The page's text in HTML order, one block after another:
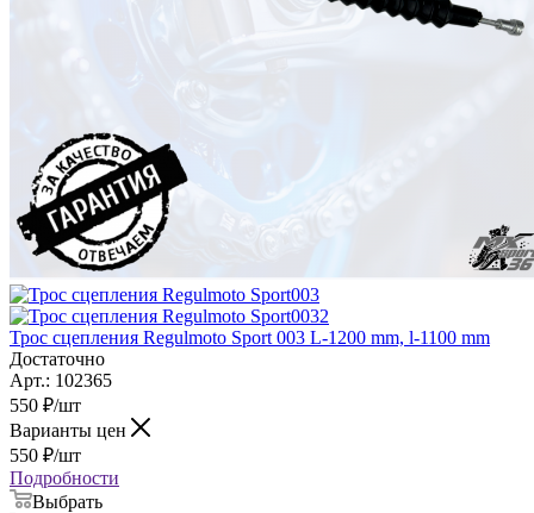
Трос сцепления Regulmoto Sport 003 L-1200 mm, l-1100 mm
Достаточно
Арт.: 102365
550 ₽/шт
Варианты цен
550 ₽/шт
Подробности
Выбрать